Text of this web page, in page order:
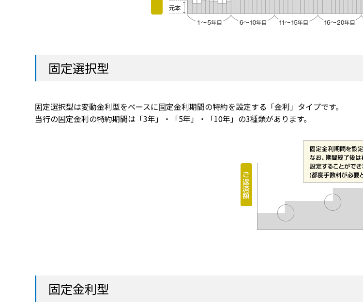
固定選択型
固定選択型は変動金利型をベースに固定金利期間の特約を設定する「金利」タイプです。
当行の固定金利の特約期間は「3年」・「5年」・「10年」の3種類があります。
固定金利型